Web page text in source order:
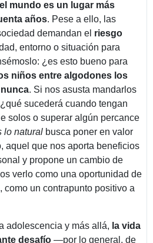
el mundo es un lugar más
años. Pese a ello, las
demandan el riesgo
entorno o situación para
¿es esto bueno para
niños entre algodones los
. Si nos asusta mandarlos
sucederá cuando tengan
solos o superar algún percance
lo natural busca poner en valor
aquel que nos aporta beneficios
y propone un cambio de
verlo como una oportunidad de
como un contrapunto positivo a
adolescencia y más allá, la vida
desafío —por lo general, de